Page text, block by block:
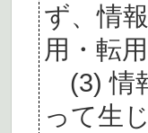
ず、情
用・転
(3) 情
って生